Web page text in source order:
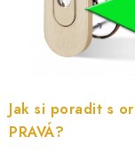
Jak si poradit s
PRAVÁ?